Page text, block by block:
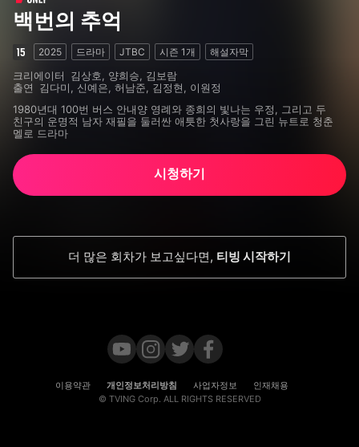
백번의 추억
2025 드라마 JTBC 시즌 1 개 해설자막
크리에이터
김상호, 양희승, 김보람
출연
김다미, 신예은, 허남준, 김정현, 이원정
1980년대 100번 버스 안내양 영례와 종희의 빛나는 우정, 그리고 두
친구의 운명적 남자 재필을 둘러싼 애틋한 첫사랑을 그린 뉴트로 청춘
멜로 드라마
시청하기
더 많은 회차가 보고싶다면, 티빙 시작하기
이용약관 개인정보처리방침 사업자정보
인재채용
© TVING Corp. ALL RIGHTS RESERVED